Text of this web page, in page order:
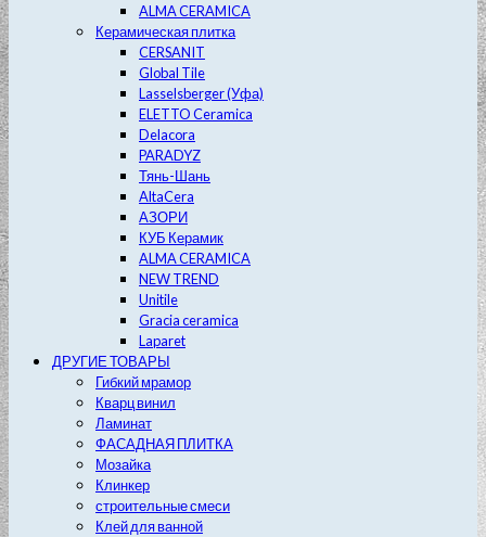
ALMA CERAMICA
Керамическая плитка
CERSANIT
Global Tile
Lasselsberger (Уфа)
ELETTO Ceramica
Delacora
PARADYZ
Тянь-Шань
AltaCera
АЗОРИ
КУБ Керамик
ALMA CERAMICA
NEW TREND
Unitile
Gracia ceramica
Laparet
ДРУГИЕ ТОВАРЫ
Гибкий мрамор
Кварц винил
Ламинат
ФАСАДНАЯ ПЛИТКА
Мозайка
Клинкер
строительные смеси
Клей для ванной